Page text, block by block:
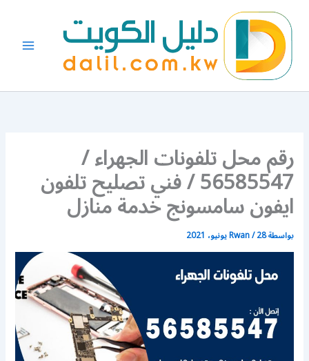
المحتوى
رقم محل تلفونات الجهراء /
56585547 / فني تصليح تلفون
ايفون سامسونج خدمة منازل
بواسطة Rwan/28 يونيو، 2021